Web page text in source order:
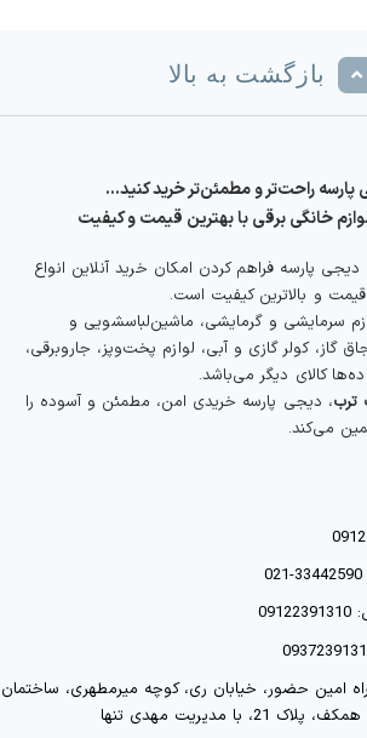
بازگشت به بالا
پارسه راحت‌تر و مطمئن‌تر خرید کنید…
خانگی برقی با بهترین قیمت و کیفیت
پارسه فراهم کردن امکان خرید آنلاین انواع
قیمت و بالاترین کیفیت است.
سرمایشی و گرمایشی، ماشین‌لباسشویی و
گاز، کولر گازی و آبی، لوازم پخت‌وپز، جاروبرقی،
کالای دیگر می‌باشد.
ترب، دیجی پارسه خریدی امن، مطمئن و آسوده را
می‌کند.
امین حضور، خیابان ری، کوچه میرمطهری، ساختمان
با مدیریت مهدی تنها